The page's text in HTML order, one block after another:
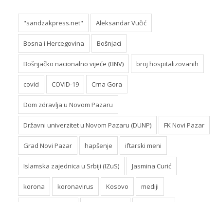
"sandzakpress.net" Aleksandar Vučić
Bosna i Hercegovina Bošnjaci
Bošnjačko nacionalno vijeće (BNV) broj hospitalizovanih
covid COVID-19 Crna Gora
Dom zdravlja u Novom Pazaru
Državni univerzitet u Novom Pazaru (DUNP) FK Novi Pazar
Grad Novi Pazar hapšenje iftarski meni
Islamska zajednica u Srbiji (IZuS) Jasmina Curić
korona koronavirus Kosovo mediji